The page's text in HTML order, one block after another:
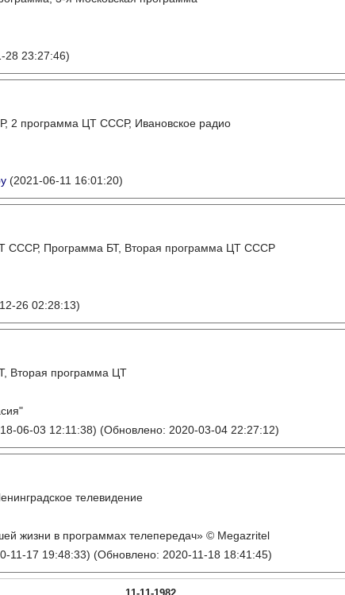
28 23:27:46)
2 программа ЦТ СССР, Ивановское радио
(2021-06-11 16:01:20)
СССР, Программа БТ, Вторая программа ЦТ СССР
26 02:28:13)
Вторая программа ЦТ
06-03 12:11:38) (Обновлено: 2020-03-04 22:27:12)
телевидение
жизни в программах телепередач» © Megazritel
11-17 19:48:33) (Обновлено: 2020-11-18 18:41:45)